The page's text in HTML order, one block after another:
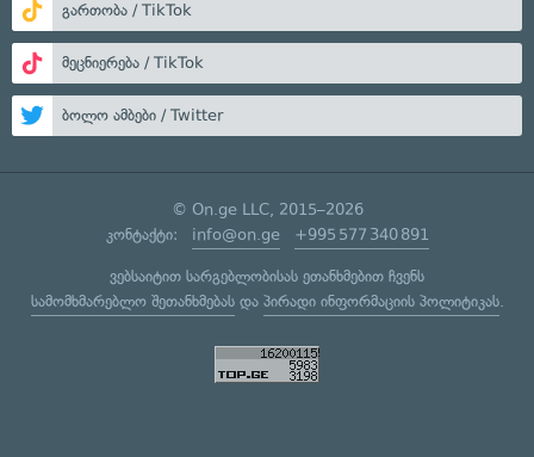
გართობა / TikTok
მეცნიერება / TikTok
ბოლო ამბები / Twitter
© On.ge LLC, 2015–2026
კონტაქტი: info@on.ge +995 577 340 891
ვებსაიტით სარგებლობისას ეთანხმებით ჩვენს
სამომხმარებლო შეთანხმებასდა პირადი ინფორმაციის პოლიტიკას.